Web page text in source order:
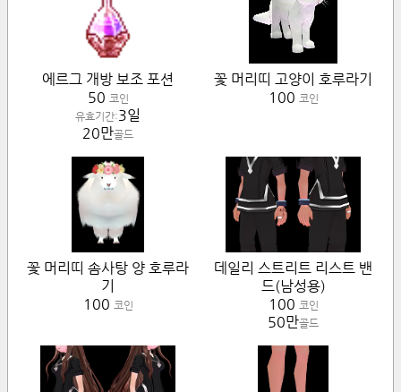
에르그 개방 보조 포션
50 코인
유효기간:3일
20만골드
꽃 머리띠 고양이 호루라기
100 코인
꽃 머리띠 솜사탕 양 호루라
기
100 코인
데일리 스트리트 리스트 밴
드(남성용)
100 코인
50만골드